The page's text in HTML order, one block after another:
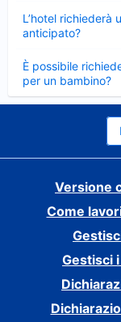
L’hotel richiederà
anticipato?
chiuso
È possibile
per un bambino?
Elemento
chiuso
Versione
Come
Gestisci